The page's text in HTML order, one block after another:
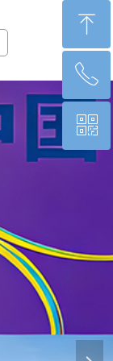
ꁸ
回到顶部
ꂅ
0871-65011066
ꀥ